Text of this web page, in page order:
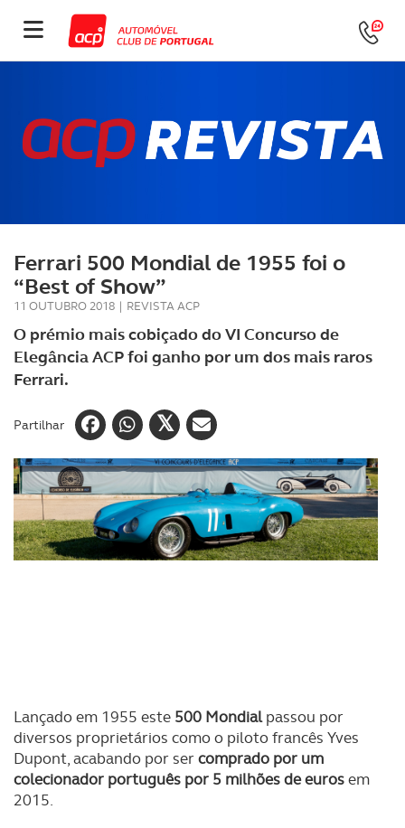
Ferrari 500 Mondial de 1955 foi o
“Best of Show”
11 OUTUBRO 2018 | REVISTA ACP
O prémio mais cobiçado do VI Concurso de
Elegância ACP foi ganho por um dos mais raros
Ferrari.
Partilhar
Lançado em 1955 este 500 Mondialpassou por
diversos proprietários como o piloto francês Yves
Dupont, acabando por sercomprado por um
colecionador português por 5 milhões de eurosem
2015.